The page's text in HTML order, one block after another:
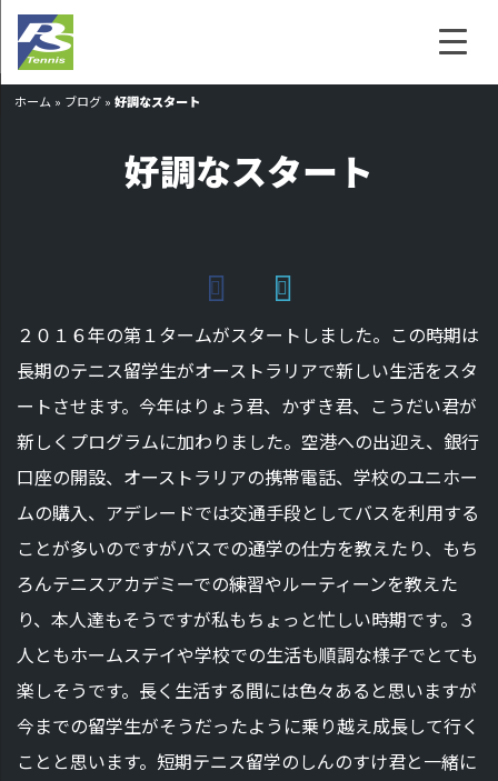
ホーム » ブログ »好調なスタート
好調なスタート
２０１６年の第１タームがスタートしました。この時期は
長期のテニス留学生がオーストラリアで新しい生活をスタ
ートさせます。今年はりょう君、かずき君、こうだい君が
新しくプログラムに加わりました。空港への出迎え、銀行
口座の開設、オーストラリアの携帯電話、学校のユニホー
ムの購入、アデレードでは交通手段としてバスを利用する
ことが多いのですがバスでの通学の仕方を教えたり、もち
ろんテニスアカデミーでの練習やルーティーンを教えた
り、本人達もそうですが私もちょっと忙しい時期です。３
人ともホームステイや学校での生活も順調な様子でとても
楽しそうです。長く生活する間には色々あると思いますが
今までの留学生がそうだったように乗り越え成長して行く
ことと思います。短期テニス留学のしんのすけ君と一緒に